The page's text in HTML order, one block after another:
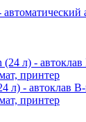
л) - автоклав
принтер